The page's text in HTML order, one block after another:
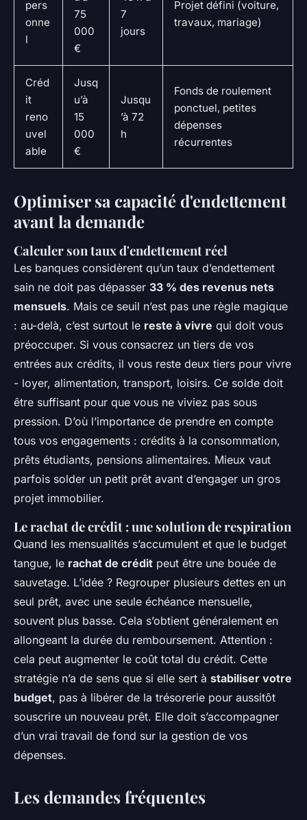
pers
onne
l
75
000
€
7
jours
Projet défini (voiture,
travaux, mariage)
Créd
it
reno
uvel
able
Jusq
u’à
15
000
€
Jusqu
’à 72
h
Fonds de roulement
ponctuel, petites
dépenses
récurrentes
Optimiser sa capacité d'endettement
avant la demande
Calculer son taux d'endettement réel
Les banques considèrent qu’un taux d’endettement
sain ne doit pas dépasser 33 % des revenus nets
mensuels. Mais ce seuil n’est pas une règle magique
: au-delà, c’est surtout le reste à vivre qui doit vous
préoccuper. Si vous consacrez un tiers de vos
entrées aux crédits, il vous reste deux tiers pour vivre
- loyer, alimentation, transport, loisirs. Ce solde doit
être suffisant pour que vous ne viviez pas sous
pression. D’où l’importance de prendre en compte
tous vos engagements : crédits à la consommation,
prêts étudiants, pensions alimentaires. Mieux vaut
parfois solder un petit prêt avant d’engager un gros
projet immobilier.
Le rachat de crédit : une solution de respiration
Quand les mensualités s’accumulent et que le budget
tangue, le rachat de crédit peut être une bouée de
sauvetage. L’idée ? Regrouper plusieurs dettes en un
seul prêt, avec une seule échéance mensuelle,
souvent plus basse. Cela s’obtient généralement en
allongeant la durée du remboursement. Attention :
cela peut augmenter le coût total du crédit. Cette
stratégie n’a de sens que si elle sert à stabiliser votre
budget, pas à libérer de la trésorerie pour aussitôt
souscrire un nouveau prêt. Elle doit s’accompagner
d’un vrai travail de fond sur la gestion de vos
dépenses.
Les demandes fréquentes